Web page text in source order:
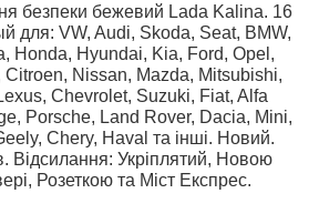
безпеки бежевий Lada Kalina. 16
для: VW, Audi, Skoda, Seat, BMW,
Honda, Hyundai, Kia, Ford, Opel,
Citroen, Nissan, Mazda, Mitsubishi,
Chevrolet, Suzuki, Fiat, Alfa
Porsche, Land Rover, Dacia, Mini,
Chery, Haval та інші. Новий.
Відсилання: Укріплятий, Новою
Розеткою та Міст Експрес.